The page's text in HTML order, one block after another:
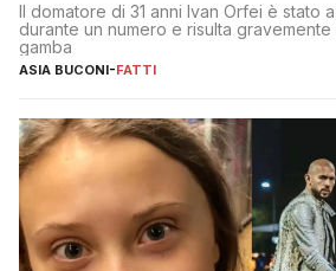
Il domatore di 31 anni Ivan Orfei è stato
durante un numero e risulta
gamba
ASIA BUCONI-FATTI